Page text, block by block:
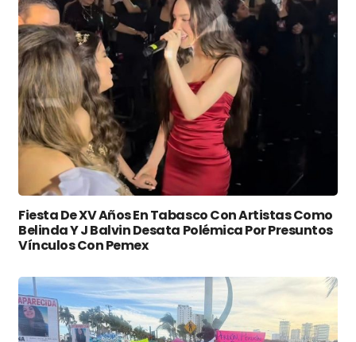
Fiesta De XV Años En Tabasco Con Artistas Como
Belinda Y J Balvin Desata Polémica Por Presuntos
Vínculos Con Pemex